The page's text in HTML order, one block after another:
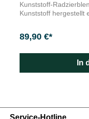
Kunststoff-Radzierblende
Kunststoff hergestellt einfache Pflege Praktisch und
widerstandsfähigem
89,90 €*
In
Service-Hotline